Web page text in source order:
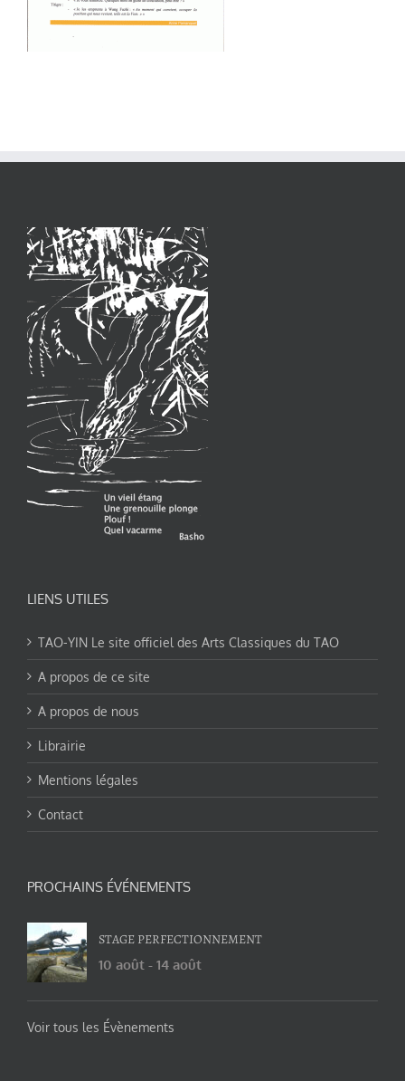
LIENS UTILES
TAO-YIN Le site officiel des Arts Classiques du TAO
A propos de ce site
A propos de nous
Librairie
Mentions légales
Contact
PROCHAINS ÉVÉNEMENTS
STAGE PERFECTIONNEMENT
10 août - 14 août
Voir tous les Évènements